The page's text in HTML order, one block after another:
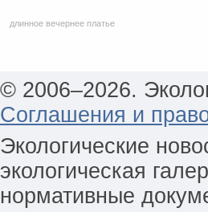
длинное вечернее платье
© 2006–2026.
Соглашения и
Экологические
экологическая
нормативные